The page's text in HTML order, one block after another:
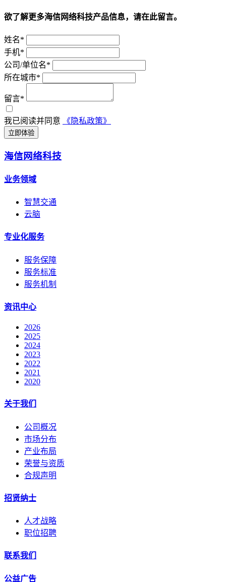
欲了解更多海信网络科技产品信息，请在此留言。
姓名*
手机*
公司/单位名*
所在城市*
留言*
我已阅读并同意 《隐私政策》
立即体验
海信网络科技
业务领域
智慧交通
云脑
专业化服务
服务保障
服务标准
服务机制
资讯中心
2026
2025
2024
2023
2022
2021
2020
关于我们
公司概况
市场分布
产业布局
荣誉与资质
合规声明
招贤纳士
人才战略
职位招聘
联系我们
公益广告